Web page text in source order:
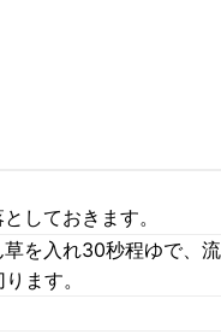
しておきます。
を入れ30秒程ゆで、流
ます。